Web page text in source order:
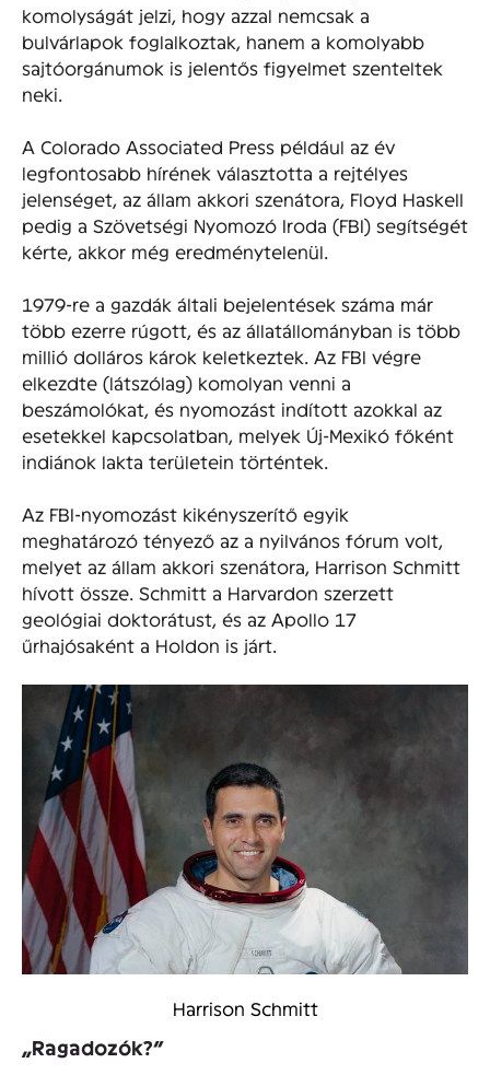
komolyságát jelzi, hogy azzal nemcsak a
bulvárlapok foglalkoztak, hanem a komolyabb
sajtóorgánumok is jelentős figyelmet szenteltek
neki.
A Colorado Associated Press például az év
legfontosabb hírének választotta a rejtélyes
jelenséget, az állam akkori szenátora, Floyd Haskell
pedig a Szövetségi Nyomozó Iroda (FBI) segítségét
kérte, akkor még eredménytelenül.
1979-re a gazdák általi bejelentések száma már
több ezerre rúgott, és az állatállományban is több
millió dolláros károk keletkeztek. Az FBI végre
elkezdte (látszólag) komolyan venni a
beszámolókat, és nyomozást indított azokkal az
esetekkel kapcsolatban, melyek Új-Mexikó főként
indiánok lakta területein történtek.
Az FBI-nyomozást kikényszerítő egyik
meghatározó tényező az a nyilvános fórum volt,
melyet az állam akkori szenátora, Harrison Schmitt
hívott össze. Schmitt a Harvardon szerzett
geológiai doktorátust, és az Apollo 17
űrhajósaként a Holdon is járt.
Harrison Schmitt
„Ragadozók?”